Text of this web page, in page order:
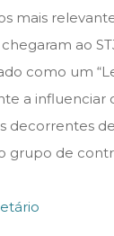
mais
ao
como um
a influenciar
decorrentes
grupo de